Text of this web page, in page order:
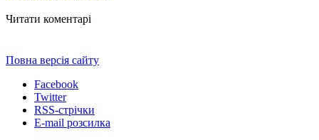
Читати коментарі
Повна версія сайту
Facebook
Twitter
RSS-стрічки
E-mail розсилка